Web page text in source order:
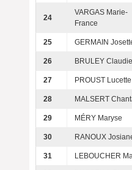
24
VARGAS Marie-
France
25 GERMAIN
26 BRULEY Claudie
27 PROUST Lucette
28 MALSERT
29 MÉRY Maryse
30 RANOUX
31 LEBOUCHER